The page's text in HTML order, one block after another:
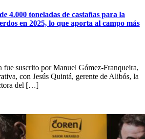
4.000 toneladas de castañas para la
en 2025, lo que aporta al campo más
fue suscrito por Manuel Gómez-Franqueira,
con Jesús Quintá, gerente de Alibós, la
del […]